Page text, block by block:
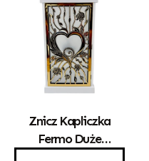
Znicz Kapliczka
Fermo Duże